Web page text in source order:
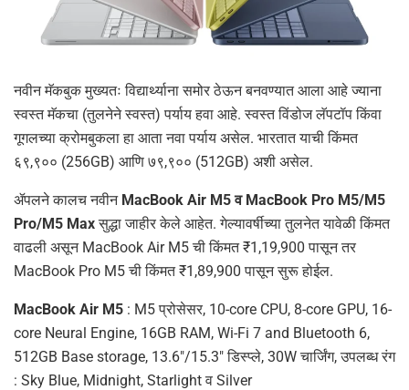
नवीन मॅकबुक मुख्यतः विद्यार्थ्याना समोर ठेऊन बनवण्यात आला आहे ज्याना
स्वस्त मॅकचा (तुलनेने स्वस्त) पर्याय हवा आहे. स्वस्त विंडोज लॅपटॉप किंवा
गूगलच्या क्रोमबुकला हा आता नवा पर्याय असेल. भारतात याची किंमत
६९,९०० (256GB) आणि ७९,९०० (512GB) अशी असेल.
ॲपलने कालच नवीन MacBook Air M5 व MacBook Pro M5/M5
Pro/M5 Maxसुद्धा जाहीर केले आहेत. गेल्यावर्षीच्या तुलनेत यावेळी किंमत
वाढली असून MacBook Air M5 ची किंमत ₹1,19,900 पासून तर
MacBook Pro M5 ची किंमत ₹1,89,900 पासून सुरू होईल.
MacBook Air M5 : M5 प्रोसेसर, 10-core CPU, 8-core GPU, 16-
core Neural Engine, 16GB RAM, Wi-Fi 7 and Bluetooth 6,
512GB Base storage, 13.6″/15.3″ डिस्प्ले, 30W चार्जिंग, उपलब्ध रंग
: Sky Blue, Midnight, Starlight व Silver